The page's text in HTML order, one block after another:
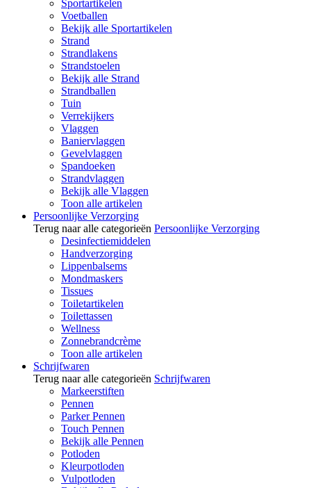
Sportartikelen
Voetballen
Bekijk alle Sportartikelen
Strand
Strandlakens
Strandstoelen
Bekijk alle Strand
Strandballen
Tuin
Verrekijkers
Vlaggen
Baniervlaggen
Gevelvlaggen
Spandoeken
Strandvlaggen
Bekijk alle Vlaggen
Toon alle artikelen
Persoonlijke Verzorging
Terug naar alle categorieën Persoonlijke Verzorging
Desinfectiemiddelen
Handverzorging
Lippenbalsems
Mondmaskers
Tissues
Toiletartikelen
Toilettassen
Wellness
Zonnebrandcrème
Toon alle artikelen
Schrijfwaren
Terug naar alle categorieën Schrijfwaren
Markeerstiften
Pennen
Parker Pennen
Touch Pennen
Bekijk alle Pennen
Potloden
Kleurpotloden
Vulpotloden